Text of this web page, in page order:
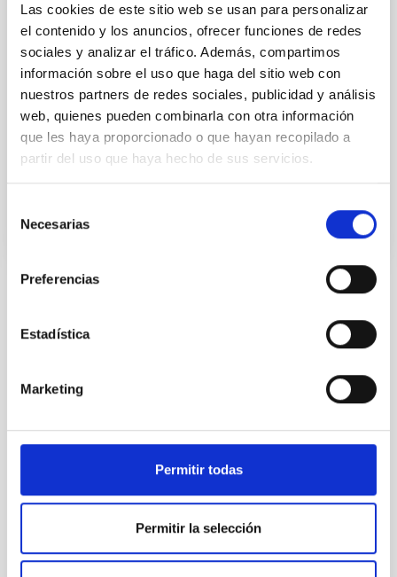
Las cookies de este sitio web se usan para personalizar
el contenido y los anuncios, ofrecer funciones de redes
sociales y analizar el tráfico. Además, compartimos
información sobre el uso que haga del sitio web con
nuestros partners de redes sociales, publicidad y análisis
web, quienes pueden combinarla con otra información
que les haya proporcionado o que hayan recopilado a
partir del uso que haya hecho de sus servicios.
Necesarias
Preferencias
Estadística
Marketing
Permitir todas
Permitir la selección
MANTENIMIENTO GENERAL
OBSERVATORIOS (ORM-LA PALMA) - FIJO
LABORAL -PS-2026-031
Se convoca proceso selectivo para el ingreso, como
personal laboral fijo, de un puesto de trabajo con la
categoría profesional de Técnico/a Mantenimiento
General, acogido a Convenio y que tendrá
At the IAC we're always
talent.